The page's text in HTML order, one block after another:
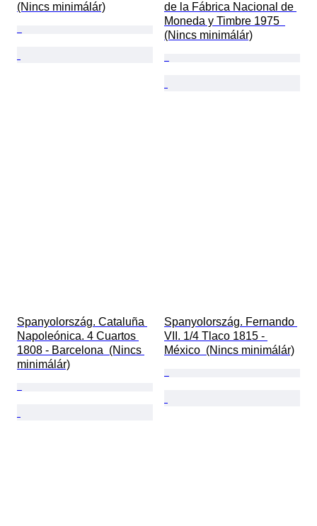
(Nincs minimálár)
de la Fábrica Nacional de
Moneda y Timbre 1975
(Nincs minimálár)
Spanyolország. Cataluña
Napoleónica. 4 Cuartos
1808 - Barcelona  (Nincs
minimálár)
Spanyolország. Fernando
VII. 1/4 Tlaco 1815 -
México  (Nincs minimálár)